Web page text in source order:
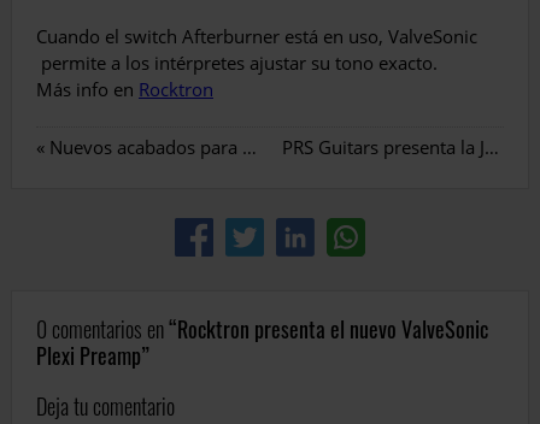
Cuando el switch Afterburner está en uso, ValveSonic
permite a los intérpretes ajustar su tono exacto.
Más info en Rocktron
« Nuevos acabados para las Yamaha Revstar PRS Guitars presenta la John Mayer Silver Sky
0 comentarios en Rocktron presenta el nuevo ValveSonic
Plexi Preamp
Deja tu comentario